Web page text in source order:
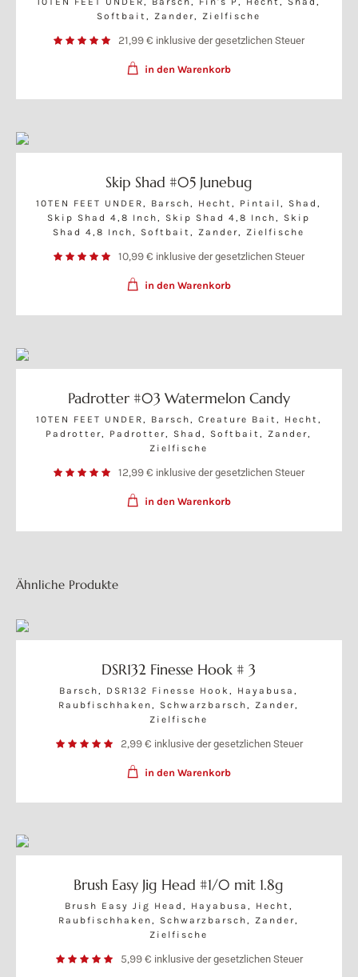
Softbait,Zander,Zielfische
21,99 € inklusive der gesetzlichen Steuer
in den Warenkorb
Skip Shad #05 Junebug
10TEN FEET UNDER, Barsch, Hecht, Pintail, Shad,
Skip Shad 4,8 Inch, Skip Shad 4,8 Inch, Skip
Shad 4,8 Inch, Softbait,Zander,Zielfische
10,99 € inklusive der gesetzlichen Steuer
in den Warenkorb
Padrotter #03 Watermelon Candy
10TEN FEET UNDER Barsch Creature Bait Hecht
Padrotter
Padrotter Shad Softbait Zander
Zielfische
12,99 € inklusive der gesetzlichen Steuer
in den Warenkorb
Ähnliche Produkte
DSR132 Finesse Hook # 3
Barsch DSR132 Finesse Hook Hayabusa
Raubfischhaken
Schwarzbarsch Zander
Zielfische
2,99€ inklusive der gesetzlichen Steuer
in den Warenkorb
Brush Easy Jig Head #1/0 mit 1.8g
Brush Easy Jig Head , Hayabusa , Hecht ,
Raubfischhaken, Schwarzbarsch,Zander,
Zielfische
5,99€ inklusive der gesetzlichen Steuer